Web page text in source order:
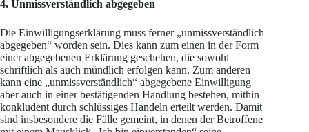
4. Unmissverständlich abgegeben
Die Einwilligungserklärung muss ferner „unmissverständlich
abgegeben“ worden sein. Dies kann zum einen in der Form
einer abgegebenen Erklärung geschehen, die sowohl
schriftlich als auch mündlich erfolgen kann. Zum anderen
kann eine „unmissverständlich“ abgegebene Einwilligung
aber auch in einer bestätigenden Handlung bestehen, mithin
konkludent durch schlüssiges Handeln erteilt werden. Damit
sind insbesondere die Fälle gemeint, in denen der Betroffene